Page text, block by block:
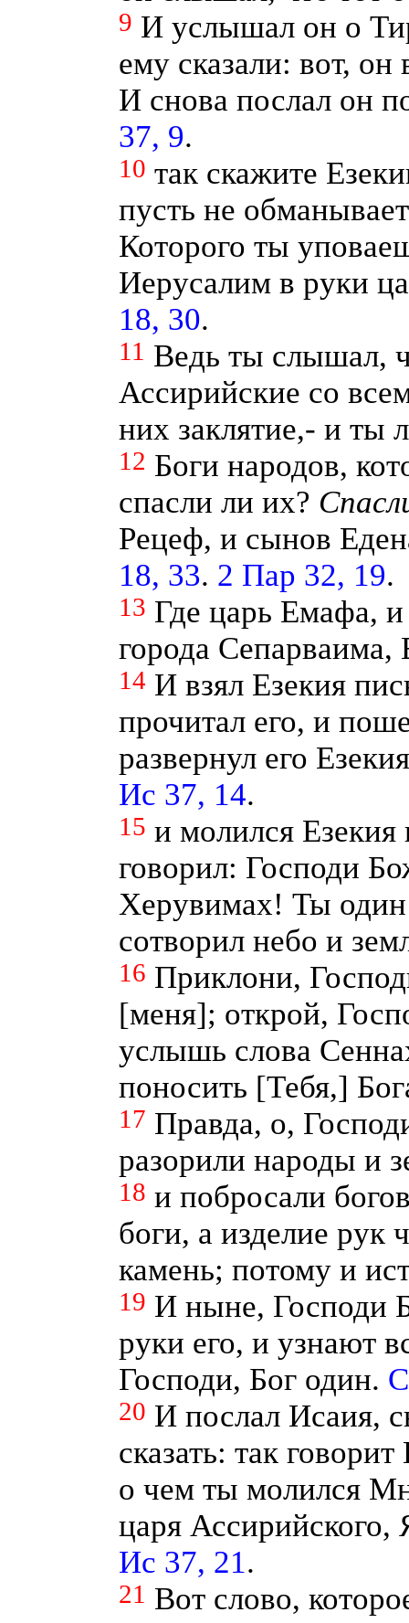
9 И услышал он о
ему сказали: вот,
И снова послал он
37, 9.
10 так скажите
пусть не
Которого ты
Иерусалим в руки
18, 30.
11 Ведь ты слышал,
Ассирийские со
них заклятие,- и ты
12 Боги народов,
спасли ли их?
Рецеф, и сынов
18, 33. 2 Пар 32, 19.
13 Где царь Емафа,
города
14 И взял Езекия
прочитал его, и
развернул его
Ис 37, 14.
15 и молился
говорил: Господи
Херувимах! Ты один
сотворил небо и
16 Приклони,
[меня]; открой,
услышь слова
поносить [Тебя,]
17 Правда, о,
разорили народы и
18 и побросали
боги, а изделие рук
камень; потому и
19 И ныне, Господи
руки его, и узнают
Господи, Бог один.
20 И послал Исаия,
сказать: так
о чем ты молился
царя
Ис 37, 21.
21 Вот слово,